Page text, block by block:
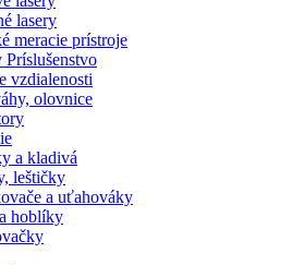
lasery
meracie prístroje
Príslušenstvo
vzdialenosti
olovnice
a kladivá
leštičky
a uťahováky
hoblíky